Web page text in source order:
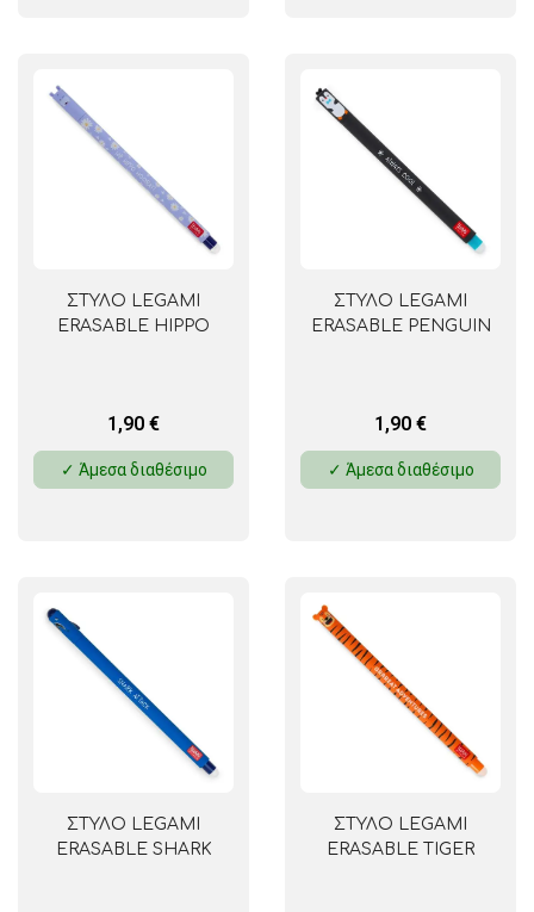
ΣΤΥΛΟ LEGAMI
ERASABLE HIPPO
1,90 €
✓ Άμεσα διαθέσιμο
ΣΤΥΛΟ LEGAMI
ERASABLE PENGUIN
1,90 €
✓ Άμεσα διαθέσιμο
ΣΤΥΛΟ LEGAMI
ERASABLE SHARK
ΣΤΥΛΟ LEGAMI
ERASABLE TIGER